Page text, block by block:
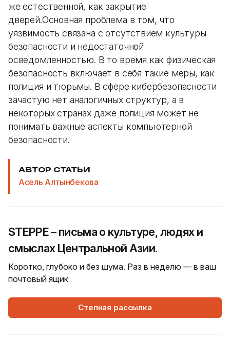
же естественной, как закрытие
дверей.Основная проблема в том, что
уязвимость связана с отсутствием культуры
безопасности и недостаточной
осведомленностью. В то время как физическая
безопасность включает в себя такие меры, как
полиция и тюрьмы. В сфере кибербезопасности
зачастую нет аналогичных структур, а в
некоторых странах даже полиция может не
понимать важные аспекты компьютерной
безопасности.
АВТОР СТАТЬИ
Асель Алтынбекова
STEPPE – письма о культуре, людях и
смыслах Центральной Азии.
Коротко, глубоко и без шума. Раз в неделю — в ваш
почтовый ящик
Степная рассылка